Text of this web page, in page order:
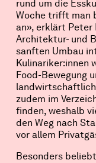
rund um die
Woche trifft man
an», erklärt Peter
Architektur- und
sanften Umbau
Kulinariker:innen
Food-Bewegung
zudem im
finden, weshalb
den Weg nach
vor allem
Besonders